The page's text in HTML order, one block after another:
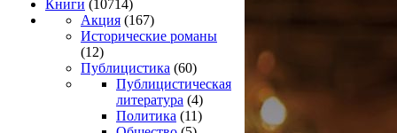
Книги (10714)
Акция (167)
Исторические романы
(12)
Публицистика (60)
Публицистическая
литература (4)
Политика (11)